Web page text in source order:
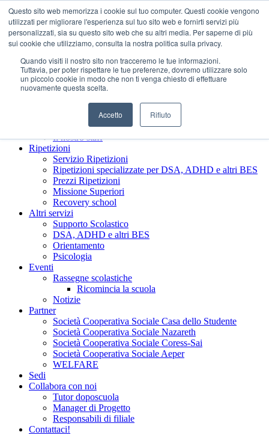
Questo sito web memorizza i cookie sul tuo computer. Questi cookie vengono
utilizzati per migliorare l'esperienza sul tuo sito web e fornirti servizi più
personalizzati, sia su questo sito web che su altri media. Per saperne di più
sui cookie che utilizziamo, consulta la nostra politica sulla privacy.
Quando visiti il ​​nostro sito non tracceremo le tue informazioni.
Tuttavia, per poter rispettare le tue preferenze, dovremo utilizzare solo
un piccolo cookie in modo che non ti venga chiesto di effettuare
nuovamente questa scelta.
Accetto Rifiuto
Presentazione Società Benefit
Il nostro staff
Ripetizioni
Servizio Ripetizioni
Ripetizioni specializzate per DSA, ADHD e altri BES
Prezzi Ripetizioni
Missione Superiori
Recovery school
Altri servizi
Supporto Scolastico
DSA, ADHD e altri BES
Orientamento
Psicologia
Eventi
Rassegne scolastiche
Ricomincia la scuola
Notizie
Partner
Società Cooperativa Sociale Casa dello Studente
Società Cooperativa Sociale Nazareth
Società Cooperativa Sociale Coress-Sai
Società Cooperativa Sociale Aeper
WELFARE
Sedi
Collabora con noi
Tutor doposcuola
Manager di Progetto
Responsabili di filiale
Contattaci!